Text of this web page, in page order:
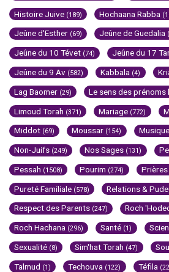
Histoire Juive (189) Hochaana Rabba
Jeûne d'Esther (69) Jeûne de Guedalia
Jeûne du 10 Tévet (74) Jeûne du 17
Jeûne du 9 Av (582) Kabbala (4)
Lag Baomer (29) Le sens des prénoms
Limoud Torah (371) Mariage (772)
Middot (69) Moussar (154)
Non-Juifs (249) Nos Sages (131)
Pessah (1508) Pourim (274) Prières
Pureté Familiale (578) Relations &
Respect des Parents (247) Roch
Roch Hachana (296) Santé (1)
Sexualité (8) Sim'hat Torah (47)
Talmud (1) Techouva (122) Téfila